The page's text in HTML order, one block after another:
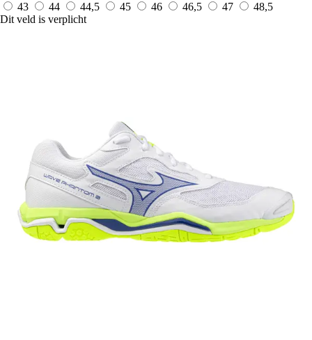
43
44 44,5 45 46 46,5 47
48,5
Dit veld is verplicht